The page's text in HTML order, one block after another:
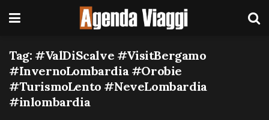
Tag: #ValDiScalve #VisitBergamo
#InvernoLombardia #Orobie
#TurismoLento #NeveLombardia
#inlombardia